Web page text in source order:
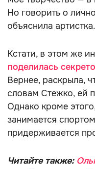
Но говорить о
объяснила артистка.
Кстати, в этом же
поделилась
Вернее, раскрыла,
словам Стежко, ей
Однако кроме
занимается
придерживается
Читайте также: